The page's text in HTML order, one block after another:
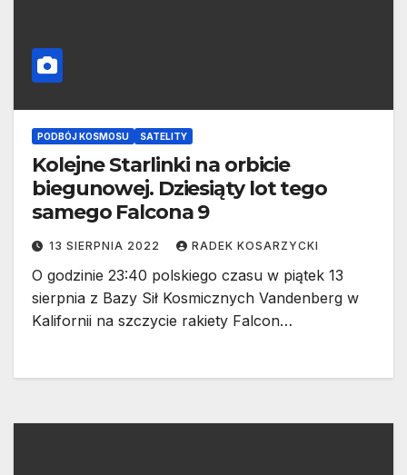
PODBÓJ KOSMOSU SATELITY
Kolejne Starlinki na orbicie
biegunowej. Dziesiąty lot tego
samego Falcona 9
13 SIERPNIA 2022 RADEK KOSARZYCKI
O godzinie 23:40 polskiego czasu w piątek 13
sierpnia z Bazy Sił Kosmicznych Vandenberg w
Kalifornii na szczycie rakiety Falcon…